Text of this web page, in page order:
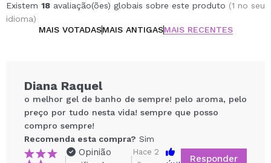
Existem 18 avaliação(ões) globais sobre este produto (1 no seu
idioma)
MAIS VOTADASMAIS ANTIGASMAIS RECENTES
Diana Raquel
o melhor gel de banho de sempre! pelo aroma, pelo
preço por tudo nesta vida! sempre que posso
compro sempre!
Recomenda esta compra? Sim
|
Opinião
|
Hace 2
Responder